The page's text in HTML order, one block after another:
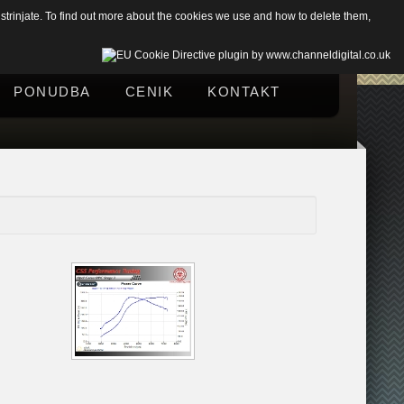
PONUDBA CENIK KONTAKT
To find out more about the cookies we use and how to delete them,